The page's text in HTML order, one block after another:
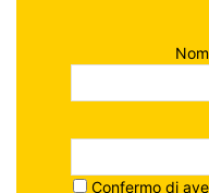
Confermo di